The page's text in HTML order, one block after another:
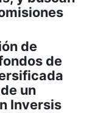
de
de
un
Inversis